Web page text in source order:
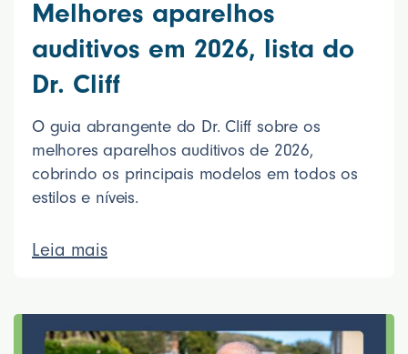
Melhores aparelhos
auditivos em 2026, lista do
Dr. Cliff
O guia abrangente do Dr. Cliff sobre os
melhores aparelhos auditivos de 2026,
cobrindo os principais modelos em todos os
estilos e níveis.
Leia mais